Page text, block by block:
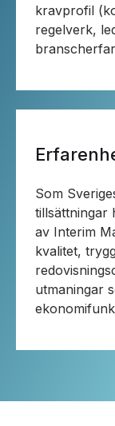
kravprofil
regelverk,
Som
tillsättningar
av Interim
kvalitet,
utmaningar